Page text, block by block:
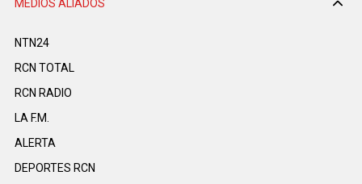
MEDIOS ALIADOS
NTN24
RCN TOTAL
RCN RADIO
LA F.M.
ALERTA
DEPORTES RCN